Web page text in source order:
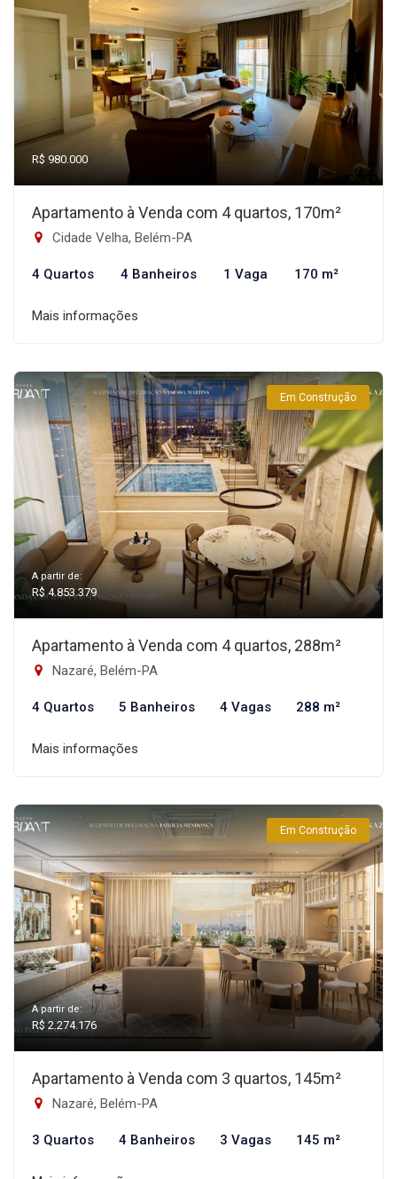
R$ 980.000
Apartamento à Venda com 4 quartos, 170m²
Cidade Velha, Belém-PA
4 Quartos 4 Banheiros 1 Vaga 170 m²
Mais informações
Em Construção
A partir de:
R$ 4.853.379
Apartamento à Venda com 4 quartos, 288m²
Nazaré, Belém-PA
4 Quartos 5 Banheiros 4 Vagas 288 m²
Mais informações
Em Construção
A partir de:
R$ 2.274.176
Apartamento à Venda com 3 quartos, 145m²
Nazaré, Belém-PA
3 Quartos 4 Banheiros 3 Vagas 145 m²